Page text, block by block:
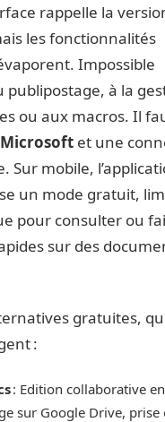
rappelle la
les fonctionnalités
Impossible
publipostage, à la
ou aux macros. Il
et une
Sur mobile,
un mode gratuit,
pour consulter ou
sur des
gratuites,
:
: Edition collaborative
sur Google Drive, prise